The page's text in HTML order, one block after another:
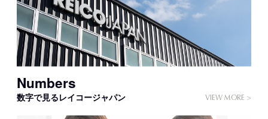
Numbers
数字で見るレイコージャパン